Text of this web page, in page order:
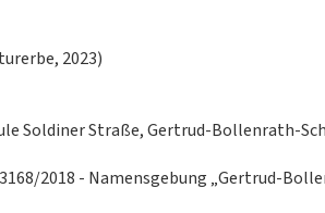
2023)
Soldiner Straße, Gertrud-Bollenrath-
2018 - Namensgebung „Gertrud-